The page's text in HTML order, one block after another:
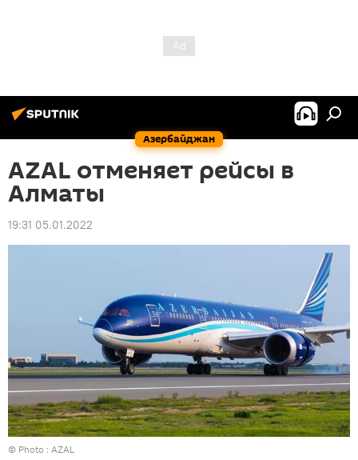
Азербайджан
AZAL отменяет рейсы в
Алматы
19:31 05.01.2022
© Photo : AZAL